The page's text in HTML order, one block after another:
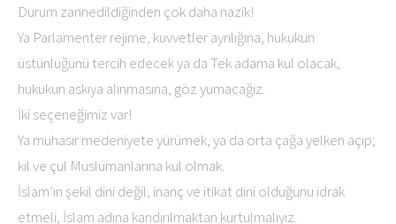
Durum zannedildiğinden çok daha nazik!
Ya Parlamenter rejime, kuvvetler ayrılığına, hukukun
üstünlüğünü tercih edecek ya da Tek adama kul olacak,
hukukun askıya alınmasına, göz yumacağız.
İki seçeneğimiz var!
Ya muhasır medeniyete yürümek, ya da orta çağa yelken açıp;
kıl ve çul Müslümanlarına kul olmak.
İslam’ın şekil dini değil, inanç ve itikat dini olduğunu idrak
etmeli, İslam adına kandırılmaktan kurtulmalıyız.